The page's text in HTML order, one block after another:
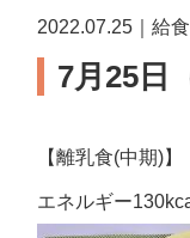
2022.07.25｜給
7月25日
【離乳食(中期)】
エネルギー